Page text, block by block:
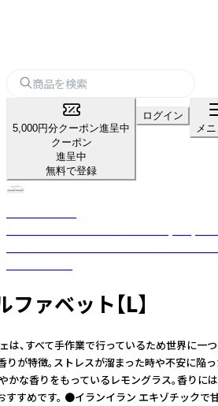
5,000円分クーポン進呈中
クーポン
進呈中
無料で登録
ログイン
メ
ァベット【L】
べて手作業で行っているため世界
徴。ストレスが溜まった時や不
りをもっているレモングラス。
です。 ●イランイラン エキゾチ